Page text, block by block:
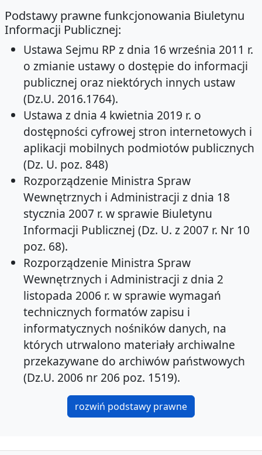
Podstawy prawne funkcjonowania Biuletynu
Informacji Publicznej:
Ustawa Sejmu RP z dnia 16 września 2011 r.
o zmianie ustawy o dostępie do informacji
publicznej oraz niektórych innych ustaw
(Dz.U. 2016.1764).
Ustawa z dnia 4 kwietnia 2019 r. o
dostępności cyfrowej stron internetowych i
aplikacji mobilnych podmiotów publicznych
(Dz. U. poz. 848)
Rozporządzenie Ministra Spraw
Wewnętrznych i Administracji z dnia 18
stycznia 2007 r. w sprawie Biuletynu
Informacji Publicznej (Dz. U. z 2007 r. Nr 10
poz. 68).
Rozporządzenie Ministra Spraw
Wewnętrznych i Administracji z dnia 2
listopada 2006 r. w sprawie wymagań
technicznych formatów zapisu i
informatycznych nośników danych, na
których utrwalono materiały archiwalne
przekazywane do archiwów państwowych
(Dz.U. 2006 nr 206 poz. 1519).
rozwiń podstawy prawne